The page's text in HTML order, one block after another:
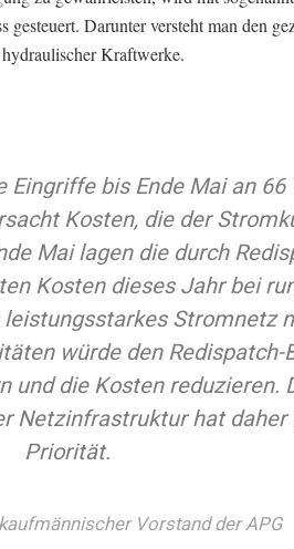
Darunter versteht man den
Kraftwerke.
bis Ende Mai an 66
Kosten, die der
Mai lagen die durch
Kosten dieses Jahr bei
leistungsstarkes Stromnetz
würde den Redispatch-
und die Kosten reduzieren.
Netzinfrastruktur hat daher
Priorität.
Vorstand der APG